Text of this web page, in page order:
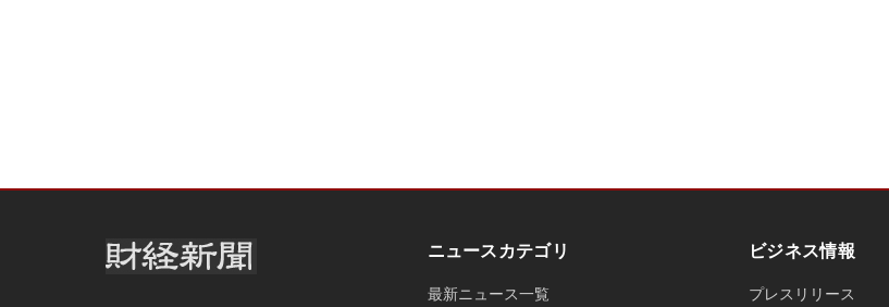
ニュースカテゴリ
最新ニュース一覧
ビジネス情報
プレスリリース